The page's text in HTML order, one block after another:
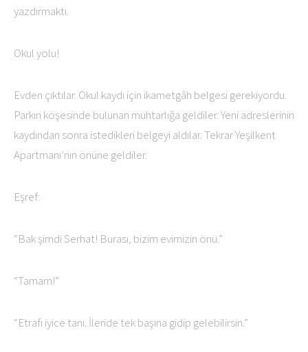
yazdırmaktı.
Okul yolu!
Evden çıktılar. Okul kaydı için ikametgâh belgesi gerekiyordu.
Parkın köşesinde bulunan muhtarlığa geldiler. Yeni adreslerinin
kaydından sonra istedikleri belgeyi aldılar. Tekrar Yeşilkent
Apartmanı’nın önüne geldiler.
Eşref:
“Bak şimdi Serhat! Burası, bizim evimizin önü.”
“Tamam!”
“Etrafı iyice tanı. İleride tek başına gidip gelebilirsin.”